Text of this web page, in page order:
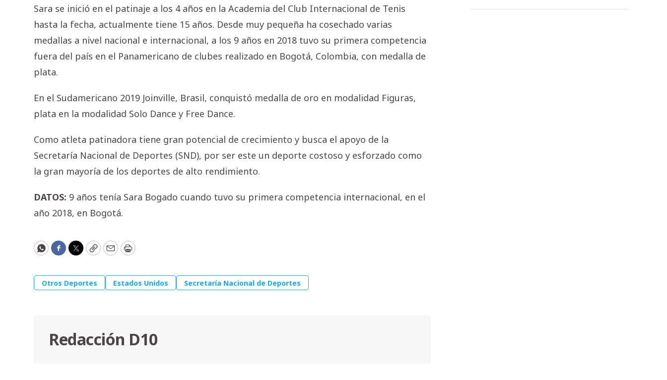
Sara se inició en el patinaje a los 4 años en la Academia del Club Internacional de Tenis
hasta la fecha, actualmente tiene 15 años. Desde muy pequeña ha cosechado varias
medallas a nivel nacional e internacional, a los 9 años en 2018 tuvo su primera competencia
fuera del país en el Panamericano de clubes realizado en Bogotá, Colombia, con medalla de
plata.
En el Sudamericano 2019 Joinville, Brasil, conquistó medalla de oro en modalidad Figuras,
plata en la modalidad Solo Dance y Free Dance.
Como atleta patinadora tiene gran potencial de crecimiento y busca el apoyo de la
Secretaría Nacional de Deportes (SND), por ser este un deporte costoso y esforzado como
la gran mayoría de los deportes de alto rendimiento.
DATOS: 9 años tenía Sara Bogado cuando tuvo su primera competencia internacional, en el
año 2018, en Bogotá.
WhatsApp
Facebook
Twitter
CopyEmailPrint
Otros Deportes Estados Unidos Secretaría Nacional de Deportes
Redacción D10